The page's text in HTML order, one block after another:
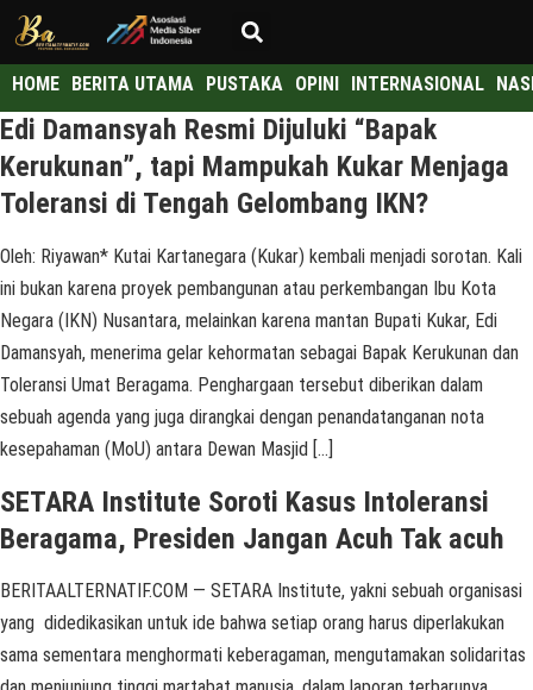
HOME BERITA UTAMA PUSTAKA OPINI INTERNASIONAL
Edi Damansyah Resmi Dijuluki “Bapak
Kerukunan”, tapi Mampukah Kukar Menjaga
Toleransi di Tengah Gelombang IKN?
Oleh: Riyawan* Kutai Kartanegara (Kukar) kembali menjadi sorotan. Kali
ini bukan karena proyek pembangunan atau perkembangan Ibu Kota
Negara (IKN) Nusantara, melainkan karena mantan Bupati Kukar, Edi
Damansyah, menerima gelar kehormatan sebagai Bapak Kerukunan dan
Toleransi Umat Beragama. Penghargaan tersebut diberikan dalam
sebuah agenda yang juga dirangkai dengan penandatanganan nota
kesepahaman (MoU) antara Dewan Masjid […]
SETARA Institute Soroti Kasus Intoleransi
Beragama, Presiden Jangan Acuh Tak acuh
BERITAALTERNATIF.COM — SETARA Institute, yakni sebuah organisasi
yang didedikasikan untuk ide bahwa setiap orang harus diperlakukan
sama sementara menghormati keberagaman, mengutamakan solidaritas